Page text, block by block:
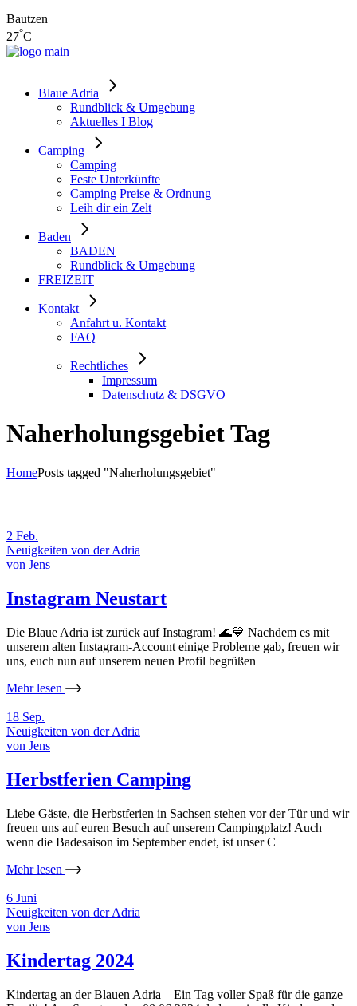
Bautzen
27°C
Blaue Adria
Rundblick & Umgebung
Aktuelles I Blog
Camping
Camping
Feste Unterkünfte
Camping Preise & Ordnung
Leih dir ein Zelt
Baden
BADEN
Rundblick & Umgebung
FREIZEIT
Kontakt
Anfahrt u. Kontakt
FAQ
Rechtliches
Impressum
Datenschutz & DSGVO
Naherholungsgebiet Tag
HomePosts tagged "Naherholungsgebiet"
2 Feb.
Neuigkeiten von der Adria
von Jens
Instagram Neustart
Die Blaue Adria ist zurück auf Instagram! 🌊💙 Nachdem es mit
unserem alten Instagram-Account einige Probleme gab, freuen wir
uns, euch nun auf unserem neuen Profil begrüßen
Mehr lesen
18 Sep.
Neuigkeiten von der Adria
von Jens
Herbstferien Camping
Liebe Gäste, die Herbstferien in Sachsen stehen vor der Tür und wir
freuen uns auf euren Besuch auf unserem Campingplatz! Auch
wenn die Badesaison im September endet, ist unser C
Mehr lesen
6 Juni
Neuigkeiten von der Adria
von Jens
Kindertag 2024
Kindertag an der Blauen Adria – Ein Tag voller Spaß für die ganze